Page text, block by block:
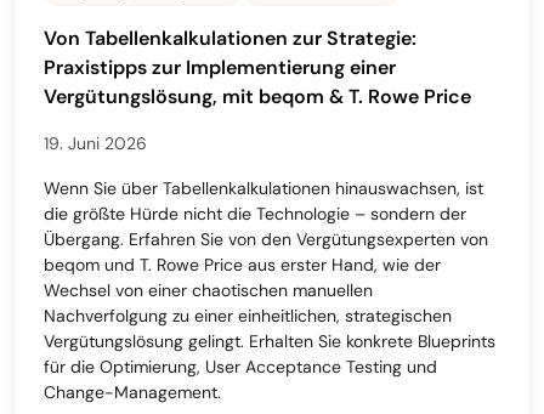
Von Tabellenkalkulationen zur Strategie:
Praxistipps zur Implementierung einer
Vergütungslösung, mit beqom & T. Rowe Price
19. Juni 2026
Wenn Sie über Tabellenkalkulationen hinauswachsen, ist
die größte Hürde nicht die Technologie – sondern der
Übergang. Erfahren Sie von den Vergütungsexperten von
beqom und T. Rowe Price aus erster Hand, wie der
Wechsel von einer chaotischen manuellen
Nachverfolgung zu einer einheitlichen, strategischen
Vergütungslösung gelingt. Erhalten Sie konkrete Blueprints
für die Optimierung, User Acceptance Testing und
Change-Management.